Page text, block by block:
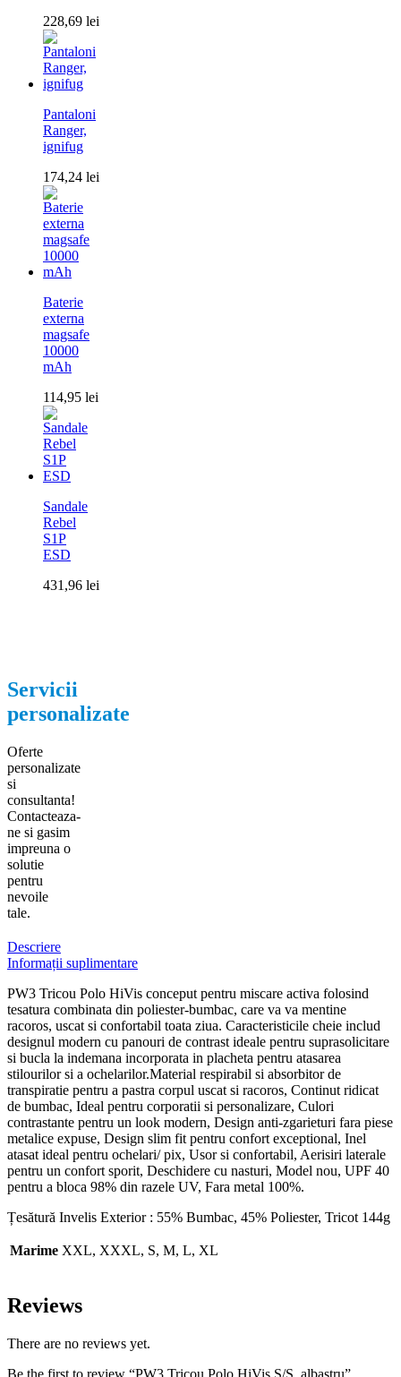
228,69 lei
Pantaloni
Ranger,
ignifug
174,24 lei
Baterie
externa
magsafe
10000
mAh
114,95 lei
Sandale
Rebel
S1P
ESD
431,96 lei
Servicii
personalizate
Oferte
personalizate
si
consultanta!
Contacteaza-
ne si gasim
impreuna o
solutie
pentru
nevoile
tale.
Descriere
Informații suplimentare
PW3 Tricou Polo HiVis conceput pentru miscare activa folosind
tesatura combinata din poliester-bumbac, care va va mentine
racoros, uscat si confortabil toata ziua. Caracteristicile cheie includ
designul modern cu panouri de contrast ideale pentru suprasolicitare
si bucla la indemana incorporata in placheta pentru atasarea
stilourilor si a ochelarilor.Material respirabil si absorbitor de
transpiratie pentru a pastra corpul uscat si racoros, Continut ridicat
de bumbac, Ideal pentru corporatii si personalizare, Culori
contrastante pentru un look modern, Design anti-zgarieturi fara piese
metalice expuse, Design slim fit pentru confort exceptional, Inel
atasat ideal pentru ochelari/ pix, Usor si confortabil, Aerisiri laterale
pentru un confort sporit, Deschidere cu nasturi, Model nou, UPF 40
pentru a bloca 98% din razele UV, Fara metal 100%.
Țesătură Invelis Exterior : 55% Bumbac, 45% Poliester, Tricot 144g
Marime XXL, XXXL, S, M, L, XL
Reviews
There are no reviews yet.
Be the first to review “PW3 Tricou Polo HiVis S/S, albastru”